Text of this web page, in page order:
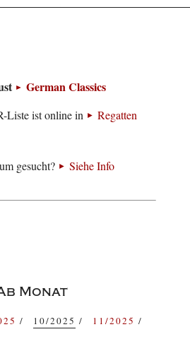
German Classics
Liste ist online in
Regatten
gesucht?
Siehe Info
Monat
10/2025
11/2025